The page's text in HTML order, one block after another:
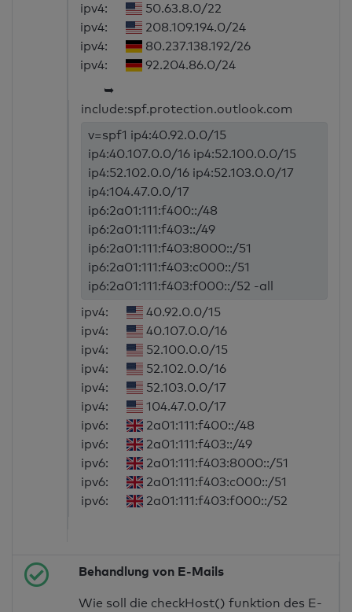
ipv4:
50.63.8.0/22
ipv4:
208.109.194.0/24
ipv4:
80.237.138.192/26
ipv4:
92.204.86.0/24
➥
include:spf.protection.outlook.com
v=spf1 ip4:40.92.0.0/15
ip4:40.107.0.0/16 ip4:52.100.0.0/15
ip4:52.102.0.0/16 ip4:52.103.0.0/17
ip4:104.47.0.0/17
ip6:2a01:111:f400::/48
ip6:2a01:111:f403::/49
ip6:2a01:111:f403:8000::/51
ip6:2a01:111:f403:c000::/51
ip6:2a01:111:f403:f000::/52 -all
ipv4:
40.92.0.0/15
ipv4:
40.107.0.0/16
ipv4:
52.100.0.0/15
ipv4:
52.102.0.0/16
ipv4:
52.103.0.0/17
ipv4:
104.47.0.0/17
ipv6:
2a01:111:f400::/48
ipv6:
2a01:111:f403::/49
ipv6:
2a01:111:f403:8000::/51
ipv6:
2a01:111:f403:c000::/51
ipv6:
2a01:111:f403:f000::/52
Behandlung von E-Mails
Wie soll die checkHost() funktion des E-